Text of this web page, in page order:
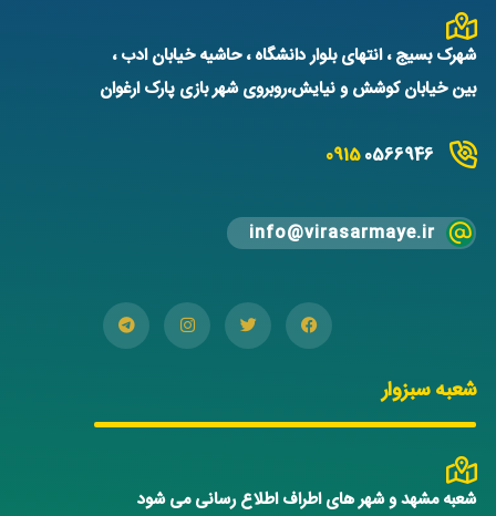
شهرک بسیج ، انتهای بلوار دانشگاه ، حاشیه خیابان ادب ،
بین خیابان کوشش و نیایش،روبروی شهر بازی پارک ارغوان
09150566946
info@virasarmaye.ir
شعبه سبزوار
شعبه مشهد و شهر های اطراف اطلاع رسانی می شود